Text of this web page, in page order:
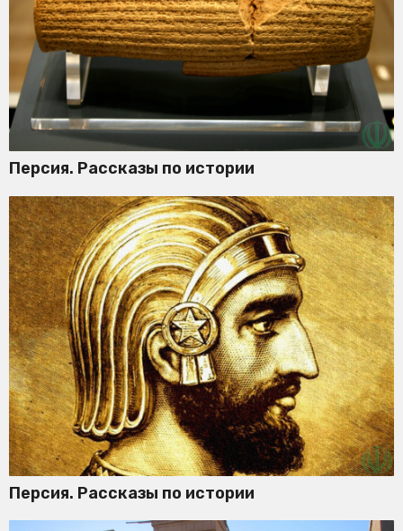
Персия. Рассказы по истории
Персия. Рассказы по истории